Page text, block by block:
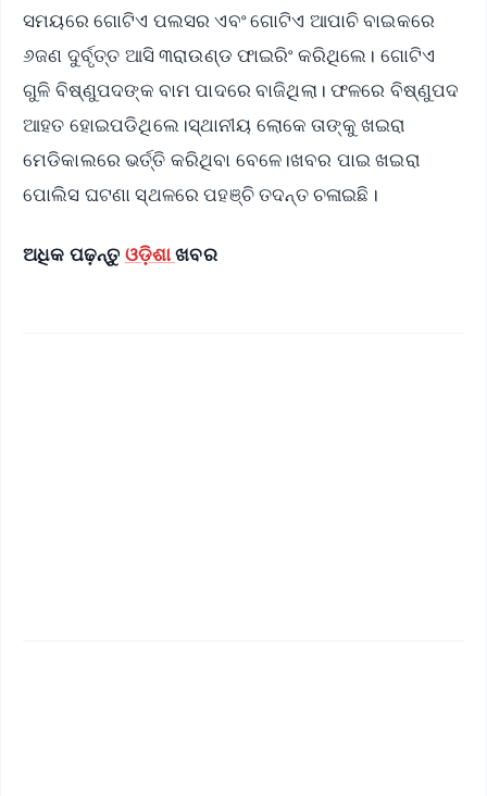
ସମୟରେ ଗୋଟିଏ ପଲସର ଏବଂ ଗୋଟିଏ ଆପାଚି ବାଇକରେ
୬ଜଣ ଦୁର୍ବୃତ୍ତ ଆସି ୩ରାଉଣ୍ଡ ଫାଇରିଂ କରିଥିଲେ। ଗୋଟିଏ
ଗୁଳି ବିଷ୍ଣୁପଦଙ୍କ ବାମ ପାଦରେ ବାଜିଥିଲା। ଫଳରେ ବିଷ୍ଣୁପଦ
ଆହତ ହୋଇପଡିଥିଲେ।ସ୍ଥାନୀୟ ଲୋକେ ତାଙ୍କୁ ଖଇରା
ମେଡିକାଲରେ ଭର୍ତ୍ତି କରିଥିବା ବେଳେ।ଖବର ପାଇ ଖଇରା
ପୋଲିସ ଘଟଣା ସ୍ଥଳରେ ପହଞ୍ଚି ତଦନ୍ତ ଚଳାଇଛି।
ଅଧିକ ପଢ଼ନ୍ତୁ ଓଡ଼ିଶାଖବର